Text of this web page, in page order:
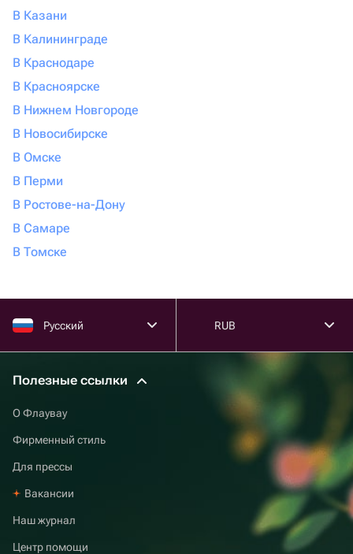
В Казани
В Калининграде
В Краснодаре
В Красноярске
В Нижнем Новгороде
В Новосибирске
В Омске
В Перми
В Ростове-на-Дону
В Самаре
В Томске
Русский RUB
Полезные ссылки
О Флаувау
Фирменный стиль
Для прессы
Вакансии
Наш журнал
Центр помощи